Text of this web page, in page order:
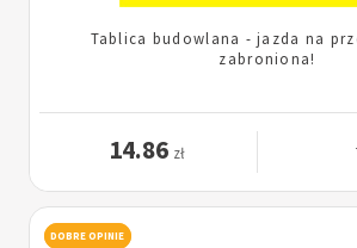
Tablica budowlana - jazda na
zabroniona!
14.86 zł
DOBRE OPINIE